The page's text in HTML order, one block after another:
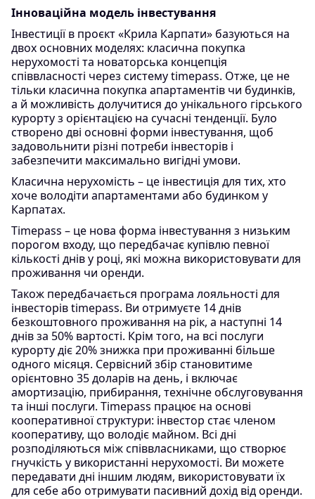
Інноваційна модель інвестування
Інвестиції в проєкт «Крила Карпати» базуються на
двох основних моделях: класична покупка
нерухомості та новаторська концепція
співвласності через систему timepass. Отже, це не
тільки класична покупка апартаментів чи будинків,
а й можливість долучитися до унікального гірського
курорту з орієнтацією на сучасні тенденції. Було
створено дві основні форми інвестування, щоб
задовольнити різні потреби інвесторів і
забезпечити максимально вигідні умови.
Класична нерухомість – це інвестиція для тих, хто
хоче володіти апартаментами або будинком у
Карпатах.
Timepass – це нова форма інвестування з низьким
порогом входу, що передбачає купівлю певної
кількості днів у році, які можна використовувати для
проживання чи оренди.
Також передбачається програма лояльності для
інвесторів timepass. Ви отримуєте 14 днів
безкоштовного проживання на рік, а наступні 14
днів за 50% вартості. Крім того, на всі послуги
курорту діє 20% знижка при проживанні більше
одного місяця. Сервісний збір становитиме
орієнтовно 35 доларів на день, і включає
амортизацію, прибирання, технічне обслуговування
та інші послуги. Timepass працює на основі
кооперативної структури: інвестор стає членом
кооперативу, що володіє майном. Всі дні
розподіляються між співвласниками, що створює
гнучкість у використанні нерухомості. Ви можете
передавати дні іншим людям, використовувати їх
для себе або отримувати пасивний дохід від оренди.